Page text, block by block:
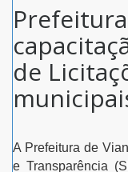
de
A Prefeitura de
e Transparência